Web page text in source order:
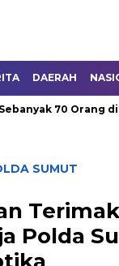
DAERAH
70 Orang di
SUMUT
Polda